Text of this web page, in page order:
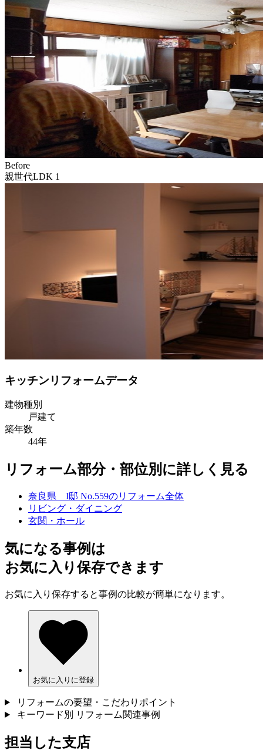
Before
親世代LDK 1
キッチンリフォームデータ
建物種別
戸建て
築年数
44年
リフォーム部分・部位別に詳しく見る
奈良県 I邸 No.559のリフォーム全体
リビング・ダイニング
玄関・ホール
気になる事例は
お気に入り保存できます
お気に入り保存すると事例の比較が簡単になります。
お気に入りに登録
リフォームの要望・こだわりポイント
キーワード別 リフォーム関連事例
担当した支店